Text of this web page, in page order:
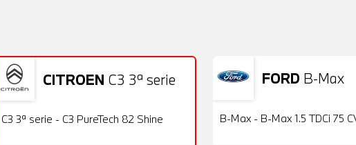
CITROEN C3 3ª serie
OFFERTA
Usato 22 Foto
C3 3ª serie - C3 PureTech 82 Shine
FORD B-Max
Usato
B-Max - B-Max 1.5 TDCi 75